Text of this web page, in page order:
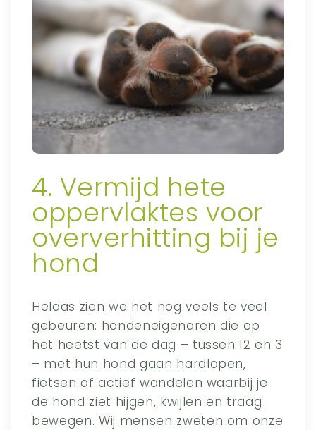
4. Vermijd hete
oppervlaktes voor
oververhitting bij je
hond
Helaas zien we het nog veels te veel
gebeuren: hondeneigenaren die op
het heetst van de dag – tussen 12 en 3
– met hun hond gaan hardlopen,
fietsen of actief wandelen waarbij je
de hond ziet hijgen, kwijlen en traag
bewegen. Wij mensen zweten om onze